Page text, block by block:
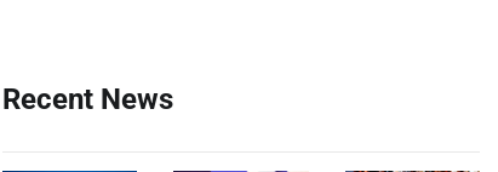
Recent News